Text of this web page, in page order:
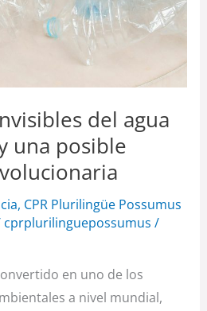
del agua
una posible
, CPR Plurilingüe Possumus
cprplurilinguepossumus /
en uno de los
a nivel mundial,